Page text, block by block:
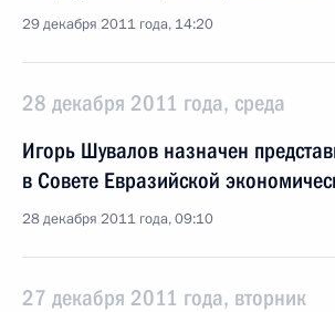
29 декабря 2011 года, 14:20
28 декабря 2011 года, среда
Игорь Шувалов назначен
в Совете Евразийской
28 декабря 2011 года, 09:10
27 декабря 2011 года, вторник